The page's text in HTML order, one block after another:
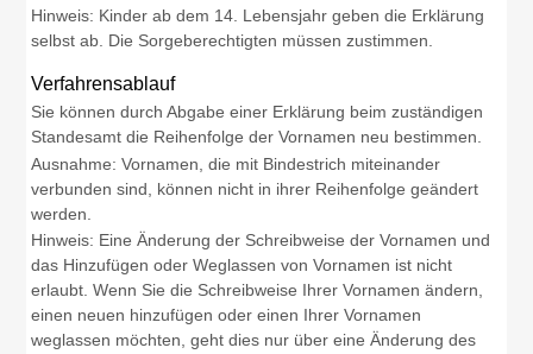
Hinweis: Kinder ab dem 14. Lebensjahr geben die Erklärung
selbst ab. Die Sorgeberechtigten müssen zustimmen.
Verfahrensablauf
Sie können durch Abgabe einer Erklärung beim zuständigen
Standesamt die Reihenfolge der Vornamen neu bestimmen.
Ausnahme: Vornamen, die mit Bindestrich miteinander
verbunden sind, können nicht in ihrer Reihenfolge geändert
werden.
Hinweis: Eine Änderung der Schreibweise der Vornamen und
das Hinzufügen oder Weglassen von Vornamen ist nicht
erlaubt. Wenn Sie die Schreibweise Ihrer Vornamen ändern,
einen neuen hinzufügen oder einen Ihrer Vornamen
weglassen möchten, geht dies nur über eine Änderung des